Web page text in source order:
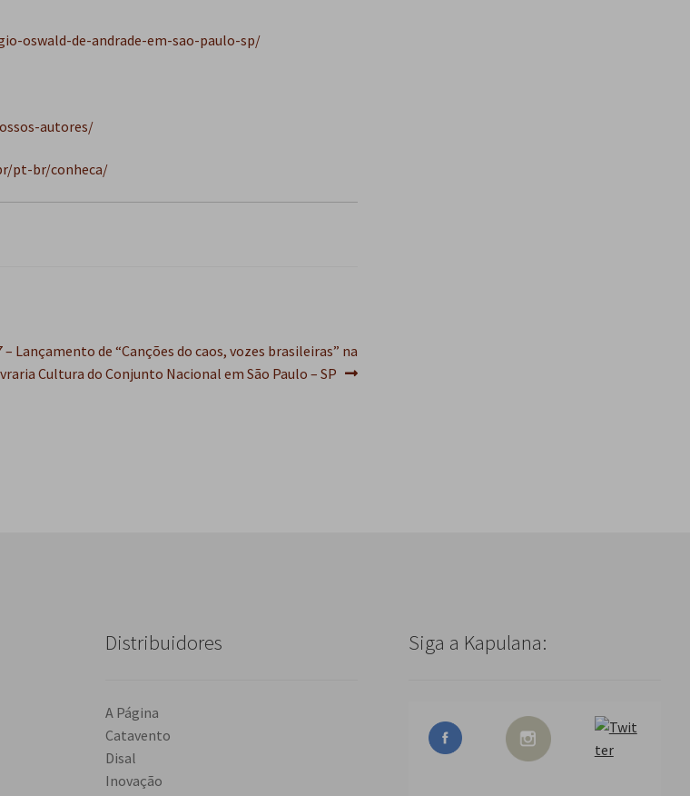
oswald-de-andrade-em-sao-paulo-sp/
autores/
pt-br/conheca/
– Lançamento de “Canções do caos, vozes brasileiras” na
Cultura do Conjunto Nacional em São Paulo – SP
Distribuidores
A Página
Catavento
Disal
Inovação
Siga a Kapulana: